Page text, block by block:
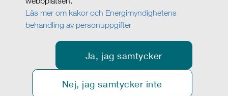
Läs mer om kakor och Energimyndighetens
behandling av personuppgifter
Ja, jag samtycker
Nej, jag samtycker inte